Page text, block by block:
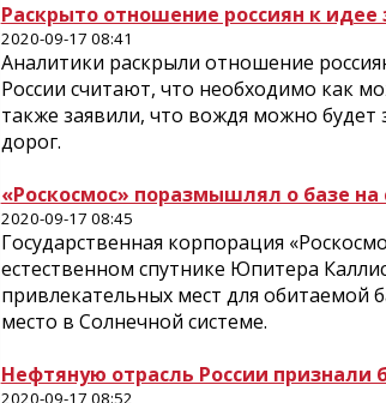
Раскрыто отношение россиян к идее
2020-09-17 08:41
Аналитики раскрыли отношение
России считают, что необходимо как
также заявили, что вождя можно будет
дорог.
«Роскосмос» поразмышлял о базе
2020-09-17 08:45
Государственная корпорация
естественном спутнике Юпитера
привлекательных мест для обитаемой
место в Солнечной системе.
Нефтяную отрасль России
2020-09-17 08:52